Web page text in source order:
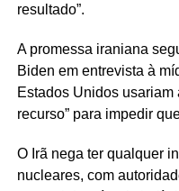
resultado”.
A promessa iraniana
Biden em entrevista à
Estados Unidos usariam
recurso” para impedir
O Irã nega ter qualquer
nucleares, com